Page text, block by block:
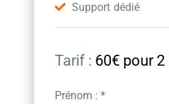
Support dédié
Tarif : 60€ pour
Prénom : *